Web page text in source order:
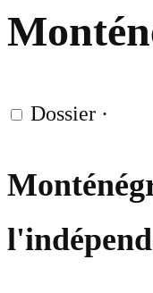
Dossier ·